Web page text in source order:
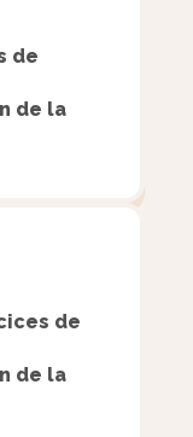
de la
lors
de
de la
de
de la